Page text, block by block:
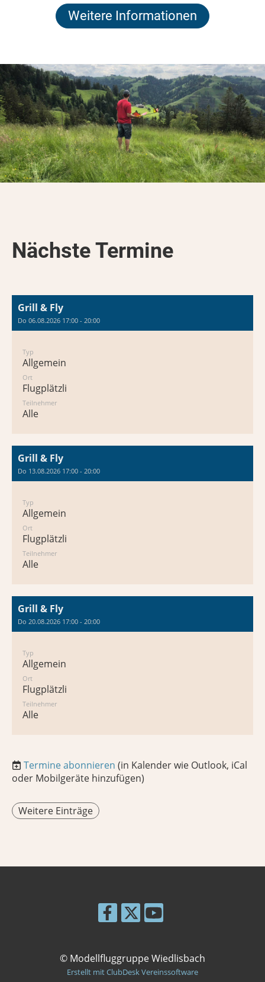
Weitere Informationen
Nächste Termine
Grill & Fly
Do 06.08.2026 17:00 - 20:00
Typ
Allgemein
Ort
Flugplätzli
Teilnehmer
Alle
Grill & Fly
Do 13.08.2026 17:00 - 20:00
Typ
Allgemein
Ort
Flugplätzli
Teilnehmer
Alle
Grill & Fly
Do 20.08.2026 17:00 - 20:00
Typ
Allgemein
Ort
Flugplätzli
Teilnehmer
Alle
Termine abonnieren (in Kalender wie Outlook, iCal
oder Mobilgeräte hinzufügen)
Weitere Einträge
© Modellfluggruppe Wiedlisbach
Erstellt mit ClubDesk Vereinssoftware